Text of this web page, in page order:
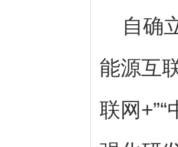
自确
能源互
联网+